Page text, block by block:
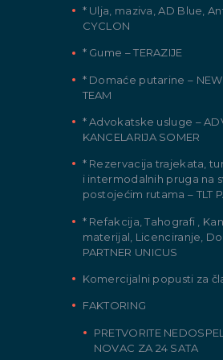
* Ulja, maziva, AD Blue,
CYCLON
* Gume – TERAZIJE
* Domaće putarine – NEW
TEAM
* Advokatske usluge –
KANCELARIJA SOMER
* Rezervacija trajekata,
i intermodalnih pruga na
postojećim rutama – TLT
* Refakcija, Tahografi ,
materijal, Licenciranje,
PARTNER UNICUS
Komercijalni popusti za
FAKTORING
PRETVORITE
NOVAC ZA 24 SATA